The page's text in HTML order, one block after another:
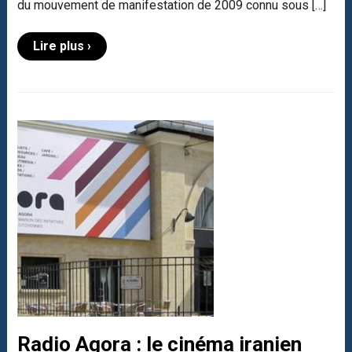
du mouvement de manifestation de 2009 connu sous […]
Lire plus ›
Radio Agora : le cinéma iranien